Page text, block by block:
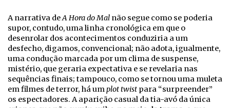
A narrativa deA Hora do Mal não segue como se poderia
supor, contudo, uma linha cronológica em que o
desenrolar dos acontecimentos conduziria a um
desfecho, digamos, convencional; não adota, igualmente,
uma condução marcada por um clima de suspense,
mistério, que geraria expectativa e se revelaria nas
sequências finais; tampouco, como se tornou uma muleta
em filmes de terror, há umplot twist para “surpreender”
os espectadores. A aparição casual da tia-avó da única